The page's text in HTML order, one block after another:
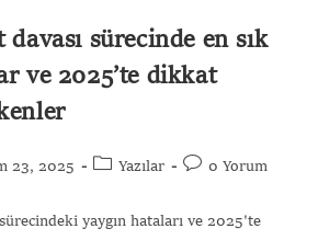
davası sürecinde en sık
ve 2025’te dikkat
23, 2025 Yazılar 0 Yorum
yaygın hataları ve 2025'te